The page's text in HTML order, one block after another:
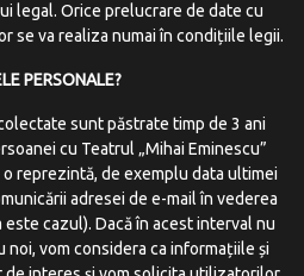
legal. Orice prelucrare de date cu
se va realiza numai în condițiile legii.
PERSONALE?
sunt păstrate timp de 3 ani
cu Teatrul „Mihai Eminescu”
reprezintă, de exemplu data ultimei
adresei de e-mail în vederea
cazul). Dacă în acest interval nu
vom considera ca informațiile și